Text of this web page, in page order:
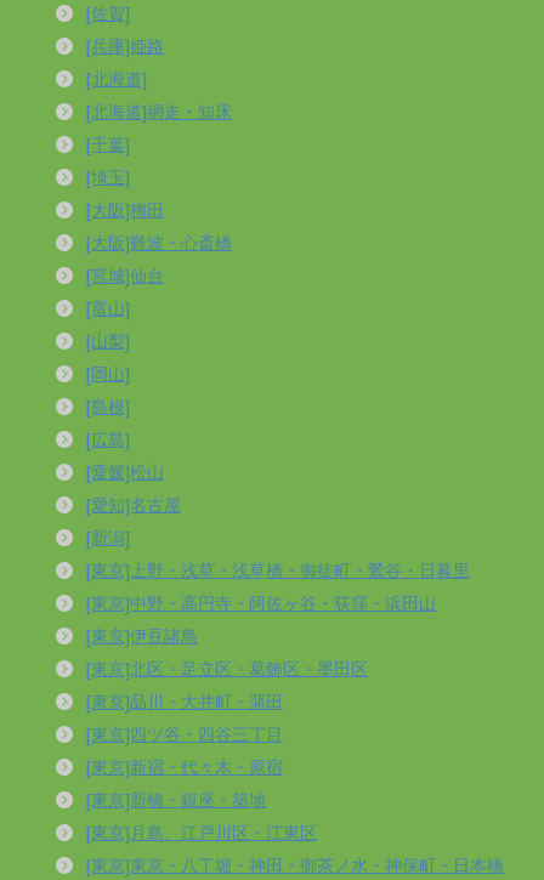
[佐賀]
[兵庫]姫路
[北海道]
[北海道]網走・知床
[千葉]
[埼玉]
[大阪]梅田
[大阪]難波・心斎橋
[宮城]仙台
[富山]
[山梨]
[岡山]
[島根]
[広島]
[愛媛]松山
[愛知]名古屋
[新潟]
[東京]上野・浅草・浅草橋・御徒町・鶯谷・日暮里
[東京]中野・高円寺・阿佐ヶ谷・荻窪・浜田山
[東京]伊豆諸島
[東京]北区・足立区・葛飾区・墨田区
[東京]品川・大井町・蒲田
[東京]四ツ谷・四谷三丁目
[東京]新宿・代々木・原宿
[東京]新橋・銀座・築地
[東京]月島、江戸川区・江東区
[東京]東京・八丁堀・神田・御茶ノ水・神保町・日本橋